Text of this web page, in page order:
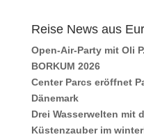
Reise News aus
Open-Air-Party mit Oli
BORKUM 2026
Center Parcs eröffnet
Dänemark
Drei Wasserwelten mit
Küstenzauber im